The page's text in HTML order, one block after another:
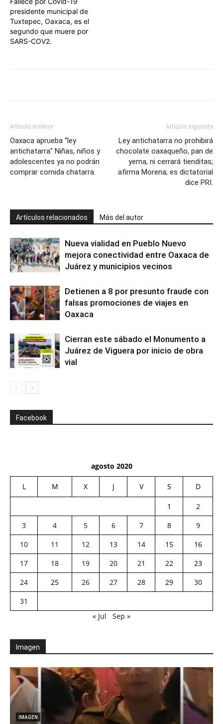
presidente municipal de
Tuxtepec, Oaxaca, es el
segundo que muere por
SARS-COV2.
Artículo anterior
Oaxaca aprueba “ley
antichatarra” Niñas, niños y
adolescentes ya no podrán
comprar comida chatarra.
Artículo siguiente
Ley antichatarra no prohibirá
chocolate oaxaqueño, pan de
yema, ni cerrará tienditas;
afirma Morena; es dictatorial
dice PRI.
Artículos relacionados Más del autor
Nueva vialidad en Pueblo Nuevo
mejora conectividad entre Oaxaca de
Juárez y municipios vecinos
Detienen a 8 por presunto fraude con
falsas promociones de viajes en
Oaxaca
Cierran este sábado el Monumento a
Juárez de Viguera por inicio de obra
vial
Facebook
agosto 2020
L M X J V S D
1
2
3
4 5 6 7 8
9
10
11 12 13 14 15
16
17
18 19 20 21 22
23
24
25 26 27 28 29
30
31
« Jul
Sep »
Imagen
IMAGEN